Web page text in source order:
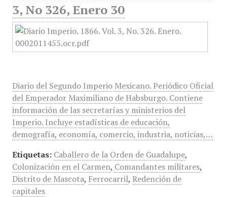
3, No 326, Enero 30
Diario del Segundo Imperio Mexicano. Periódico Oficial
del Emperador Maximiliano de Habsburgo. Contiene
información de las secretarías y ministerios del
Imperio. Incluye estadísticas de educación,
demografía, economía, comercio, industria, noticias,…
Etiquetas: Caballero de la Orden de Guadalupe,
Colonización en el Carmen, Comandantes militares,
Distrito de Mascota, Ferrocarril, Redención de
capitales